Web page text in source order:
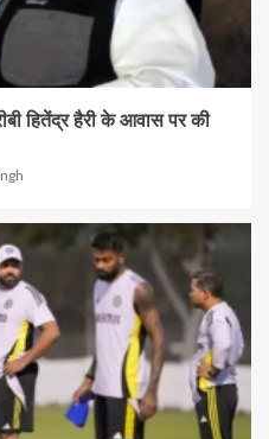
हितेंद्र हैरी के आवास पर की